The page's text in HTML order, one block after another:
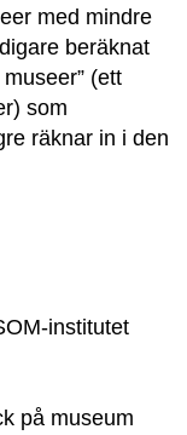
med mindre
beräknat
(ett
som
räknar in i den
institutet
på museum